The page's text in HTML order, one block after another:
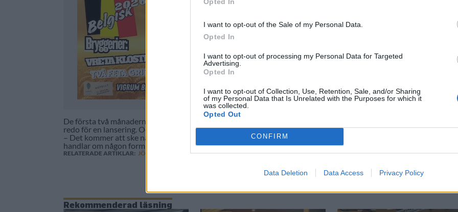
I want to opt-out of the Sale of my Personal Data.
Opted In
I want to opt-out of processing my Personal Data for Targeted
Advertising.
Opted In
I want to opt-out of Collection, Use, Retention, Sale, and/or Sharing
of my Personal Data that Is Unrelated with the Purposes for which it
was collected.
Opted Out
CONFIRM
Data Deletion Data Access Privacy Policy
De första två månaderna ägnade de sig Mikael och Åke åt att experimentera. Först i början av 2016 kände de sig
redo för en lansering. Och sen snurrade det på. Nu har bryggeriet fyra olika öl och flera nya på gång.
– Det kommer att ske nåt inom ett par månader, men jag kan inte säga mer nu, säger Mikael, men antyder att det
handlar om någon form av samarbete.
RELATERADE ARTIKLAR: JÖNKÖPING ÖVRIGA SVERIGE,SMÅLAND,WETTERSTADENS BRYGGERI
Rekommenderad läsning